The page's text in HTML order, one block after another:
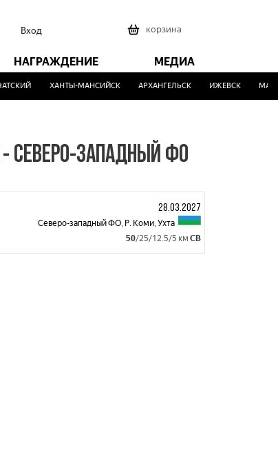
Вход корзина
НАГРАЖДЕНИЕ МЕДИА
ХАНТЫ-МАНСИЙСК АРХАНГЕЛЬСК ИЖЕВСК
- СЕВЕРО-ЗАПАДНЫЙ ФО
28.03.2027
Северо-западный ФО, Р. Коми,Ухта
50/25/12.5/5 км СВ